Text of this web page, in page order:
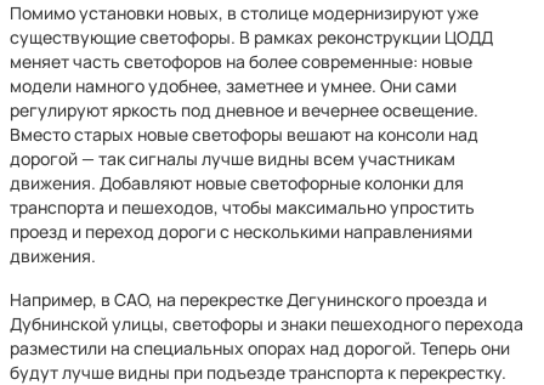
Помимо установки новых, в столице модернизируют уже
существующие светофоры. В рамках реконструкции ЦОДД
меняет часть светофоров на более современные: новые
модели намного удобнее, заметнее и умнее. Они сами
регулируют яркость под дневное и вечернее освещение.
Вместо старых новые светофоры вешают на консоли над
дорогой — так сигналы лучше видны всем участникам
движения. Добавляют новые светофорные колонки для
транспорта и пешеходов, чтобы максимально упростить
проезд и переход дороги с несколькими направлениями
движения.
Например, в САО, на перекрестке Дегунинского проезда и
Дубнинской улицы, светофоры и знаки пешеходного перехода
разместили на специальных опорах над дорогой. Теперь они
будут лучше видны при подъезде транспорта к перекрестку.